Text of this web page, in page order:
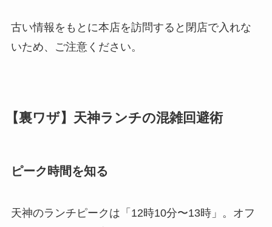
古い情報をもとに本店を訪問すると閉店で入れな
いため、ご注意ください。
【裏ワザ】天神ランチの混雑回避術
ピーク時間を知る
天神のランチピークは「12時10分〜13時」。オフ